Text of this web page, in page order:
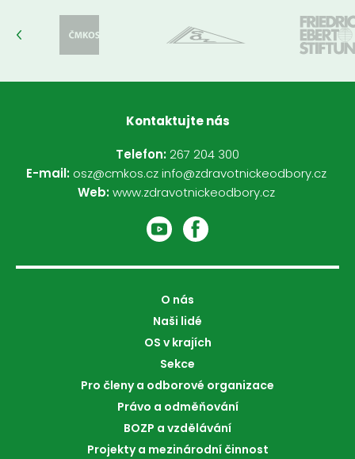
Kontaktujte nás
Telefon: 267 204 300
E-mail: osz@cmkos.cz info@zdravotnickeodbory.cz
Web:www.zdravotnickeodbory.cz
O nás
Naši lidé
OS v krajích
Sekce
Pro členy a odborové organizace
Právo a odměňování
BOZP a vzdělávání
Projekty a mezinárodní činnost